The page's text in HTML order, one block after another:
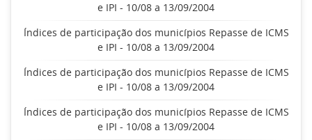
e IPI - 10/08 a 13/09/2004
Índices de participação dos municípios Repasse de ICMS
e IPI - 10/08 a 13/09/2004
Índices de participação dos municípios Repasse de ICMS
e IPI - 10/08 a 13/09/2004
Índices de participação dos municípios Repasse de ICMS
e IPI - 10/08 a 13/09/2004